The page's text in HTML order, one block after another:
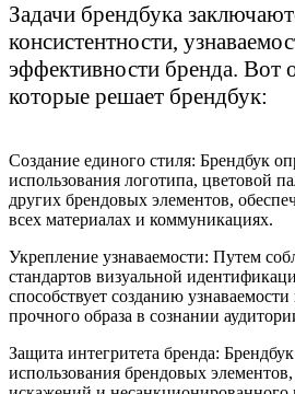
Задачи брендбука
консистентности,
эффективности бренда. Вот
которые решает брендбук:
Создание единого стиля: Брендбук
использования логотипа, цветовой
других брендовых элементов,
всех материалах и коммуникациях.
Укрепление узнаваемости: Путем
стандартов визуальной
способствует созданию
прочного образа в сознании
Защита интегритета бренда:
использования брендовых